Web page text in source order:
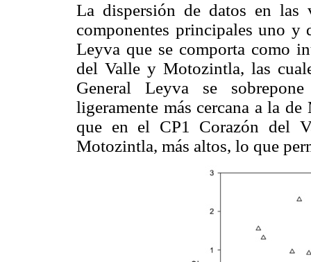
La dispersión de datos en las
componentes principales uno y
Leyva que se comporta como
del Valle y Motozintla, las
General Leyva se
ligeramente más cercana a la
que en el CP1 Corazón del
Motozintla, más altos, lo que